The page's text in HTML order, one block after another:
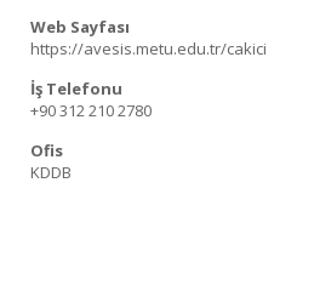
Web Sayfası
https://avesis.metu.edu.tr/cakici
İş Telefonu
+90 312 210 2780
Ofis
KDDB